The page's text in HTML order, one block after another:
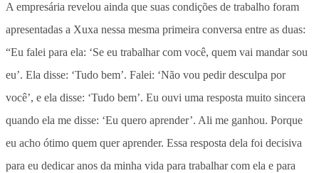
A empresária revelou ainda que suas condições de trabalho foram
apresentadas a Xuxa nessa mesma primeira conversa entre as duas:
“Eu falei para ela: ‘Se eu trabalhar com você, quem vai mandar sou
eu’. Ela disse: ‘Tudo bem’. Falei: ‘Não vou pedir desculpa por
você’, e ela disse: ‘Tudo bem’. Eu ouvi uma resposta muito sincera
quando ela me disse: ‘Eu quero aprender’. Ali me ganhou. Porque
eu acho ótimo quem quer aprender. Essa resposta dela foi decisiva
para eu dedicar anos da minha vida para trabalhar com ela e para